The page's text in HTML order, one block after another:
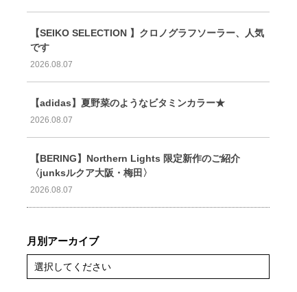
【SEIKO SELECTION 】クロノグラフソーラー、人気
です
2026.08.07
【adidas】夏野菜のようなビタミンカラー★
2026.08.07
【BERING】Northern Lights 限定新作のご紹介
〈junksルクア大阪・梅田〉
2026.08.07
月別アーカイブ
選択してください